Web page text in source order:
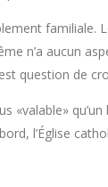
n’a aucun
question de
«valable»
l’Église